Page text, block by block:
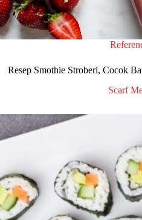
Resep Smothie Stroberi, Cocok
Scarf